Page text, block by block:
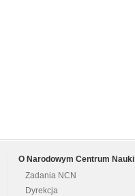
O Narodowym Centrum Nauki
Zadania NCN
Dyrekcja